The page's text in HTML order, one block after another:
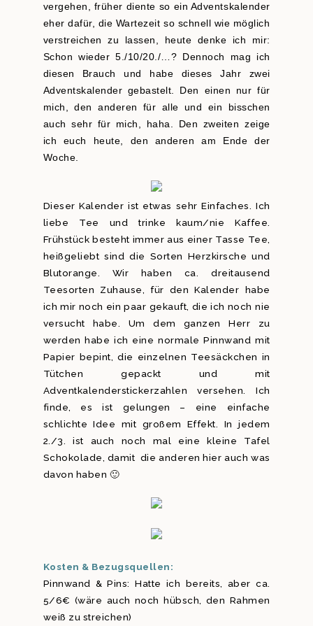
vergehen, früher diente so ein Adventskalender
eher dafür, die Wartezeit so schnell wie möglich
verstreichen zu lassen, heute denke ich mir:
Schon wieder 5./10/20./…? Dennoch mag ich
diesen Brauch und habe dieses Jahr zwei
Adventskalender gebastelt. Den einen nur für
mich, den anderen für alle und ein bisschen
auch sehr für mich, haha. Den zweiten zeige
ich euch heute, den anderen am Ende der
Woche.
Dieser Kalender ist etwas sehr Einfaches. Ich
liebe Tee und trinke kaum/nie Kaffee.
Frühstück besteht immer aus einer Tasse Tee,
heißgeliebt sind die Sorten Herzkirsche und
Blutorange. Wir haben ca. dreitausend
Teesorten Zuhause, für den Kalender habe
ich mir noch ein paar gekauft, die ich noch nie
versucht habe. Um dem ganzen Herr zu
werden habe ich eine normale Pinnwand mit
Papier bepint, die einzelnen Teesäckchen in
Tütchen gepackt und mit
Adventkalenderstickerzahlen versehen. Ich
finde, es ist gelungen – eine einfache
schlichte Idee mit großem Effekt. In jedem
2./3. ist auch noch mal eine kleine Tafel
Schokolade, damit die anderen hier auch was
davon haben 🙂
Kosten & Bezugsquellen:
Pinnwand & Pins: Hatte ich bereits, aber ca.
5/6€ (wäre auch noch hübsch, den Rahmen
weiß zu streichen)